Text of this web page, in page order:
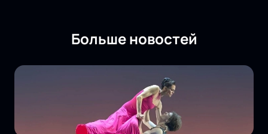
Больше новостей